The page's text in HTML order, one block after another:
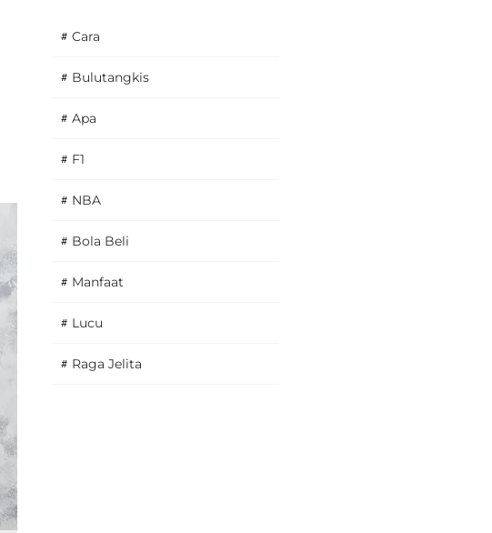
# Cara
# Bulutangkis
# Apa
# F1
# NBA
# Bola Beli
# Manfaat
# Lucu
# Raga Jelita